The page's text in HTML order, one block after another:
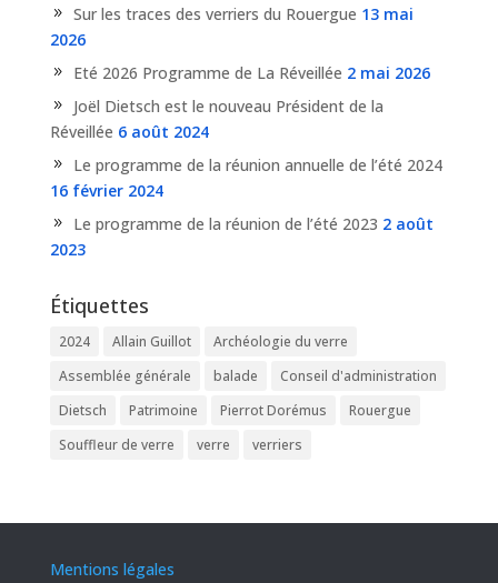
Sur les traces des verriers du Rouergue 13 mai
2026
Eté 2026 Programme de La Réveillée 2 mai 2026
Joël Dietsch est le nouveau Président de la
Réveillée 6 août 2024
Le programme de la réunion annuelle de l’été 2024
16 février 2024
Le programme de la réunion de l’été 2023 2 août
2023
Étiquettes
2024 Allain Guillot
Archéologie du verre
Assemblée générale
balade
Conseil d'administration
Dietsch
Patrimoine Pierrot Dorémus
Rouergue
Souffleur de verre
verre verriers
Mentions légales